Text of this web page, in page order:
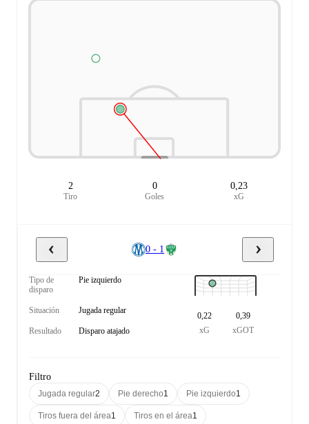
2
Tiro
0
Goles
0,23
xG
0 - 1
Tipo de
disparo
Pie izquierdo
Situación Jugada regular
Resultado Disparo atajado
0,22
xG
0,39
xGOT
Filtro
Jugada regular2 Pie derecho1 Pie izquierdo1
Tiros fuera del área1 Tiros en el área1